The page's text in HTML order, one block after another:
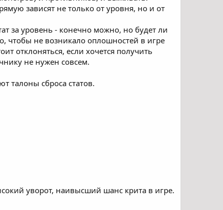
зависят не только от уровня, но и от
за уровень - конечно можно, но будет ли
чтобы не возникало оплошностей в игре
отклоняться, если хочется получить
не нужен совсем.
талоны сброса статов.
уворот, наивысший шанс крита в игре.